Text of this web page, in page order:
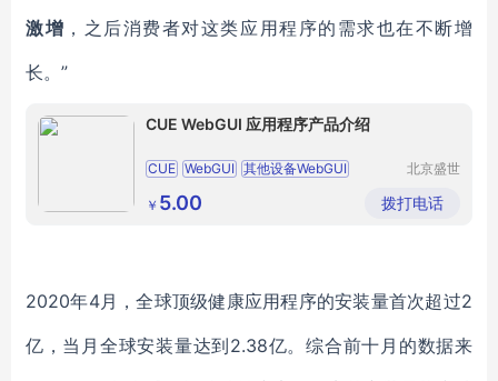
激增 ，之后消费者对这类应用程序的需求也在不断增
长。”
CUE WebGUI 应用程序产品介绍
CUE WebGUI 其他设备WebGUI
CUEWebGUI
北京盛世
科技有限
公司
￥ 5.00 拨打电话
2020年4月，全球顶级健康应用程序的安装量首次超过2
亿，当月全球安装量达到2.38亿。综合前十月的数据来